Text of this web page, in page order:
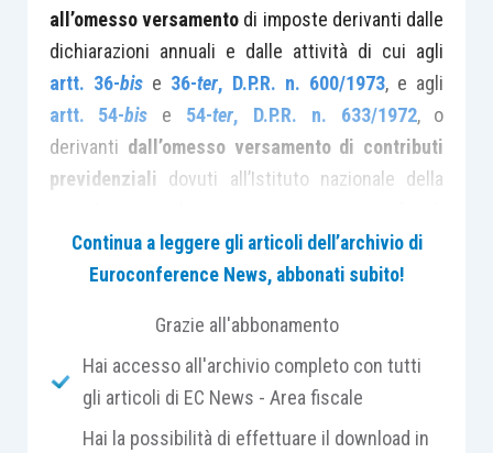
all’omesso versamentodi imposte derivanti dalle
dichiarazioni annuali e dalle attività di cui agli
artt. 36-bise 36-ter, D.P.R. n. 600/1973, e agli
artt. 54-bis e 54-ter, D.P.R. n. 633/1972, o
derivanti dall’omesso versamento di contributi
previdenziali dovuti all’Istituto nazionale della
istituti deflattivi ordinari.
cantiere della riscossione,pur escludendo
espressamente, per la prima volta, i debiti
derivanti da attività di accertamento (cfr. pure
Continua a leggere gli articoli dell’archivio di
Euroconference News, abbonati subito!
Grazie all'abbonamento
Hai accesso all'archivio completo con tutti
gli articoli di EC News - Area fiscale
Hai la possibilità di effettuare il download in